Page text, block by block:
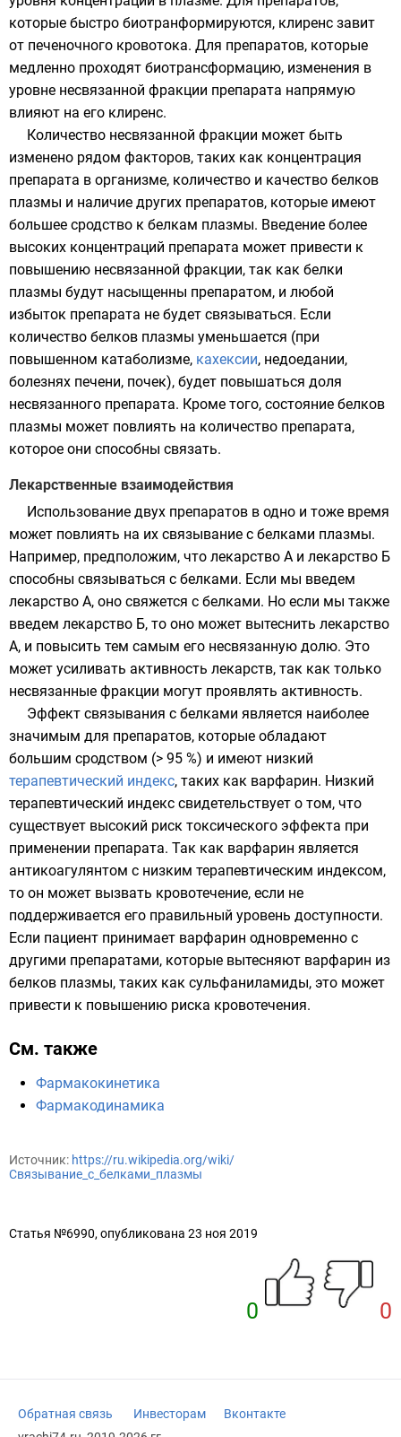
которые быстро биотранформируются, клиренс завит
от печеночного кровотока. Для препаратов, которые
медленно проходят биотрансформацию, изменения в
уровне несвязанной фракции препарата напрямую
влияют на его клиренс.
Количество несвязанной фракции может быть
изменено рядом факторов, таких как концентрация
препарата в организме, количество и качество белков
плазмы и наличие других препаратов, которые имеют
большее сродство к белкам плазмы. Введение более
высоких концентраций препарата может привести к
повышению несвязанной фракции, так как белки
плазмы будут насыщенны препаратом, и любой
избыток препарата не будет связываться. Если
количество белков плазмы уменьшается (при
повышенном катаболизме, кахексии, недоедании,
болезнях печени, почек), будет повышаться доля
несвязанного препарата. Кроме того, состояние белков
плазмы может повлиять на количество препарата,
которое они способны связать.
Лекарственные взаимодействия
Использование двух препаратов в одно и тоже время
может повлиять на их связывание с белками плазмы.
Например, предположим, что лекарство А и лекарство Б
способны связываться с белками. Если мы введем
лекарство А, оно свяжется с белками. Но если мы также
введем лекарство Б, то оно может вытеснить лекарство
А, и повысить тем самым его несвязанную долю. Это
может усиливать активность лекарств, так как только
несвязанные фракции могут проявлять активность.
Эффект связывания с белками является наиболее
значимым для препаратов, которые обладают
большим сродством (> 95 %) и имеют низкий
терапевтический индекс, таких как варфарин. Низкий
терапевтический индекс свидетельствует о том, что
существует высокий риск токсического эффекта при
применении препарата. Так как варфарин является
антикоагулянтом с низким терапевтическим индексом,
то он может вызвать кровотечение, если не
поддерживается его правильный уровень доступности.
Если пациент принимает варфарин одновременно с
другими препаратами, которые вытесняют варфарин из
белков плазмы, таких как сульфаниламиды, это может
привести к повышению риска кровотечения.
См. также
Фармакокинетика
Фармакодинамика
Источник: https://ru.wikipedia.org/wiki/
Связывание_с_белками_плазмы
Статья №6990, опубликована 23 ноя 2019
0 0
Обратная связь Инвесторам
Вконтакте